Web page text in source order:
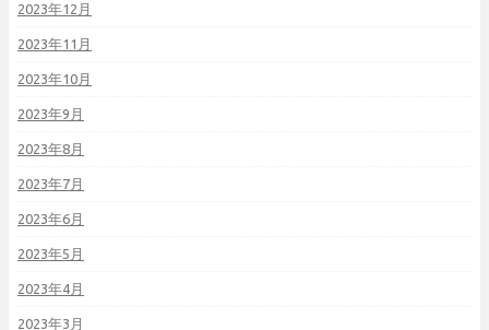
2023年12月
2023年11月
2023年10月
2023年9月
2023年8月
2023年7月
2023年6月
2023年5月
2023年4月
2023年3月